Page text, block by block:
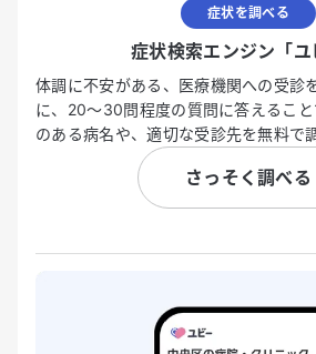
症状を調べる
症状検索エンジン「ユ
体調に不安がある、医療機関への受診
に、20〜30問程度の質問に答えるこ
のある病名や、適切な受診先を無料で
さっそく調べる